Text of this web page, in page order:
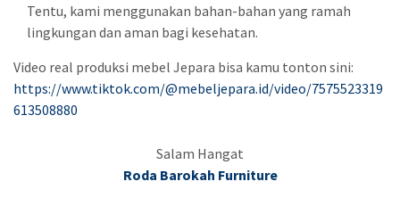
Tentu, kami menggunakan bahan-bahan yang ramah
lingkungan dan aman bagi kesehatan.
Video real produksi mebel Jepara bisa kamu tonton sini:
https://www.tiktok.com/@mebeljepara.id/video/7575523319
613508880
Salam Hangat
Roda Barokah Furniture